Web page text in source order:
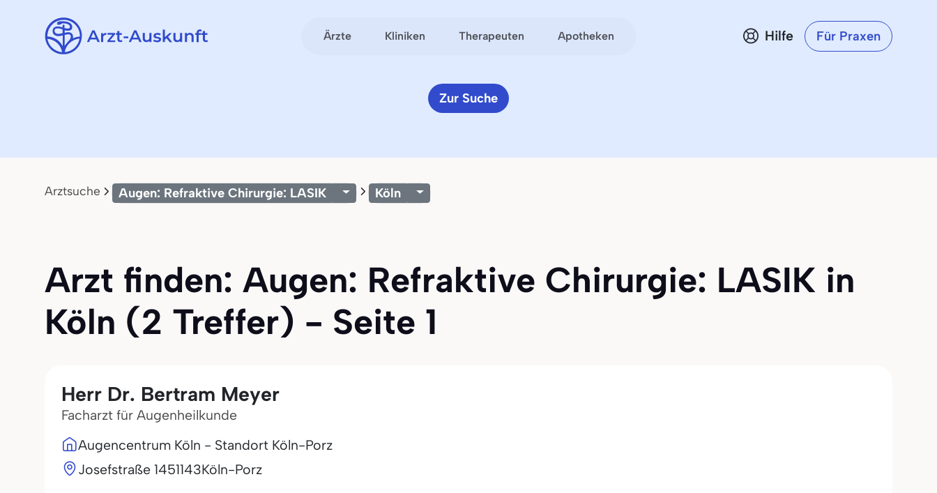
Ärzte Kliniken Therapeuten Apotheken Hilfe Für Praxen
Zur Suche
Arztsuche Augen: Refraktive Chirurgie: LASIK Köln
Arzt finden: Augen: Refraktive Chirurgie: LASIK in
Köln (2 Treffer) - Seite 1
Herr Dr. Bertram Meyer
Facharzt für Augenheilkunde
Augencentrum Köln - Standort Köln-Porz
Josefstraße 1451143Köln-Porz